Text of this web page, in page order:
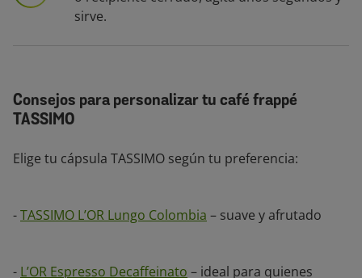
sirve.
Consejos para personalizar tu café frappé
TASSIMO
Elige tu cápsula TASSIMO según tu preferencia:
-TASSIMO L’OR Lungo Colombia – suave y afrutado
- L’OR Espresso Decaffeinato – ideal para quienes